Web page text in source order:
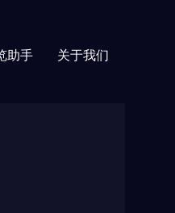
助手 关于我们